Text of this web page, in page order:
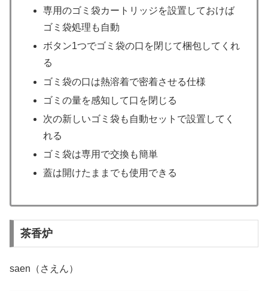
専用のゴミ袋カートリッジを設置しておけば
ゴミ袋処理も自動
ボタン1つでゴミ袋の口を閉じて梱包してくれ
る
ゴミ袋の口は熱溶着で密着させる仕様
ゴミの量を感知して口を閉じる
次の新しいゴミ袋も自動セットで設置してく
れる
ゴミ袋は専用で交換も簡単
蓋は開けたままでも使用できる
茶香炉
saen（さえん）